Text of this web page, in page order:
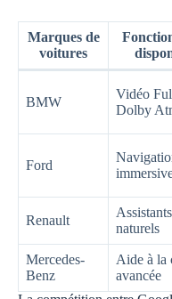
Marques de
voitures
BMW
Vidéo
Dolby
Ford
Renault
naturels
Mercedes-
Benz
Aide à la
avancée